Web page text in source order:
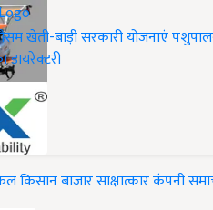
खेती-बाड़ीसरकारी योजनाएं
डायरेक्टरी
किसानबाजारसाक्षात्कारकंपनी